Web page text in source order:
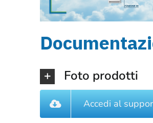
Foto prodotti
Accedi al